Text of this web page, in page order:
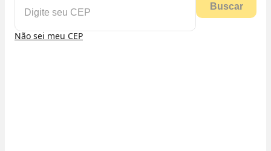
Buscar
Não sei meu CEP